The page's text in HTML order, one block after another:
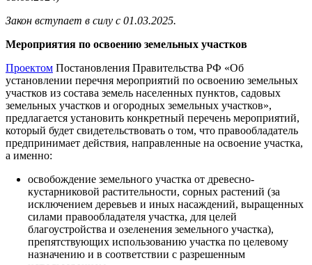
Закон вступает в силу с 01.03.2025.
Мероприятия по освоению земельных участков
Проектом Постановления Правительства РФ «Об
установлении перечня мероприятий по освоению земельных
участков из состава земель населенных пунктов, садовых
земельных участков и огородных земельных участков»,
предлагается установить конкретный перечень мероприятий,
который будет свидетельствовать о том, что правообладатель
предпринимает действия, направленные на освоение участка,
а именно:
освобождение земельного участка от древесно-
кустарниковой растительности, сорных растений (за
исключением деревьев и иных насаждений, выращенных
силами правообладателя участка, для целей
благоустройства и озеленения земельного участка),
препятствующих использованию участка по целевому
назначению и в соответствии с разрешенным